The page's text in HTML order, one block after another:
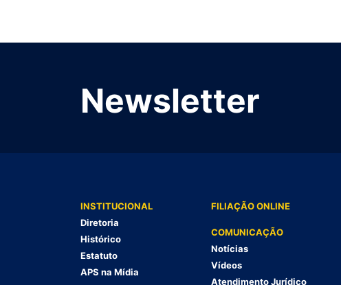
Newsletter
INSTITUCIONAL
Diretoria
Histórico
Estatuto
APS na Mídia
FILIAÇÃO ONLINE
COMUNICAÇÃO
Notícias
Vídeos
Atendimento Jurídico